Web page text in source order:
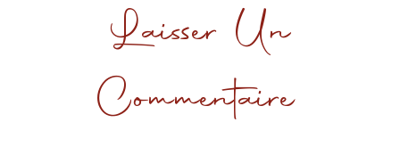
Laisser Un
Commentaire